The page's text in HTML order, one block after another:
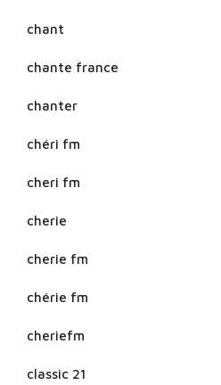
chant
chante france
chanter
chéri fm
cheri fm
cherie
cherie fm
chérie fm
cheriefm
classic 21